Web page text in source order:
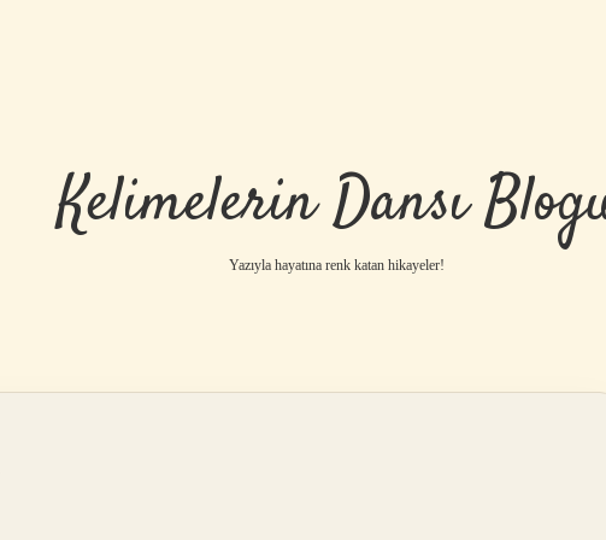
Kelimelerin Dansı
Yazıyla hayatına renk katan hikayeler!